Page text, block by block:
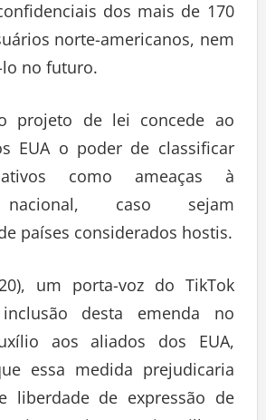
dos mais de 170
norte-americanos, nem
no futuro.
projeto de lei concede ao
EUA o poder de classificar
como ameaças à
nacional, caso sejam
países considerados hostis.
um porta-voz do TikTok
desta emenda no
aos aliados dos EUA,
essa medida prejudicaria
liberdade de expressão de